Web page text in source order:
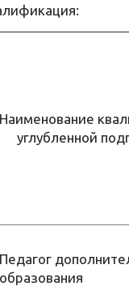
Наименование
углубленной
Педагог
образования